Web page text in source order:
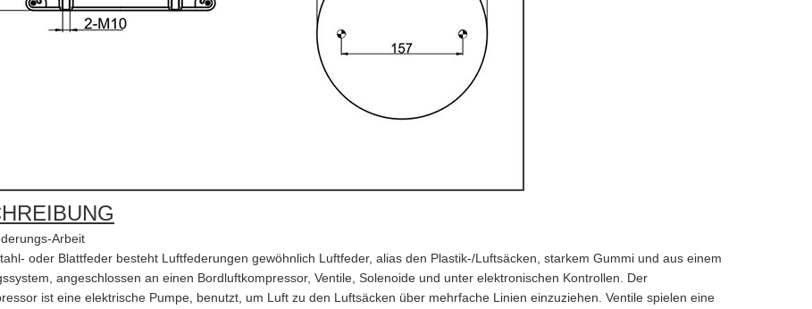
Arbeit
oder Blattfeder besteht Luftfederungen gewöhnlich Luftfeder, alias den Plastik-/Luftsäcken, starkem Gummi und aus einem
angeschlossen an einen Bordluftkompressor, Ventile, Solenoide und unter elektronischen Kontrollen. Der
ist eine elektrische Pumpe, benutzt, um Luft zu den Luftsäcken über mehrfache Linien einzuziehen. Ventile spielen eine